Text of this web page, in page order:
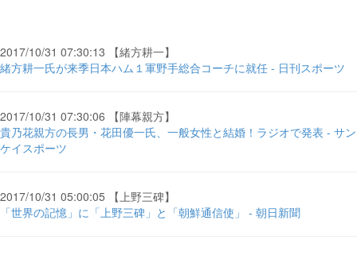
2017/10/31 07:30:13 【緒方耕一】
緒方耕一氏が来季日本ハム１軍野手総合コーチに就任 - 日刊スポーツ
2017/10/31 07:30:06 【陣幕親方】
貴乃花親方の長男・花田優一氏、一般女性と結婚！ラジオで発表 - サン
ケイスポーツ
2017/10/31 05:00:05 【上野三碑】
「世界の記憶」に「上野三碑」と「朝鮮通信使」 - 朝日新聞